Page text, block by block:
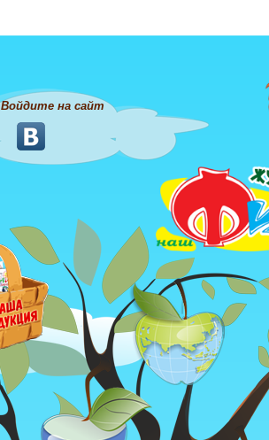
Войдите на сайт